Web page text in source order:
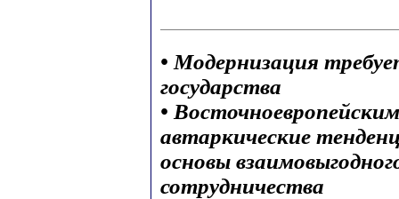
• Модернизация
государства
•
автаркические
основы
сотрудничества